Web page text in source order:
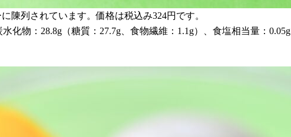
陳列されています。価格は税込み324円です。
化物：28.8g（糖質：27.7g、食物繊維：1.1g）、食塩相当量：0.05g